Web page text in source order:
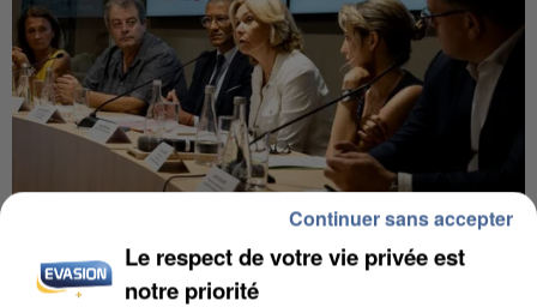
INCENDIES : L’ÎLE-DE-FRANCE LANCE UN ÉLAN
DE SOLIDARITÉ AVEC LES...
Le respect de votre vie privée est
notre priorité
Continuer sans accepter